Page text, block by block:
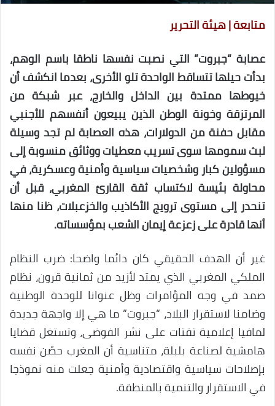
متابعة | هيئة التحرير
عصابة “جبروت” التي نصبت نفسها ناطقا باسم الوهم،
بدأت حيلها تتساقط الواحدة تلو الأخرى، بعدما انكشف أن
خيوطها ممتدة بين الداخل والخارج، عبر شبكة من
المرتزقة وخونة الوطن الذين يبيعون أنفسهم للأجنبي
مقابل حفنة من الدولارات، هذه العصابة لم تجد وسيلة
لبث سمومها سوى تسريب معطيات ووثائق منسوبة إلى
مسؤولين كبار وشخصيات سياسية وأمنية وعسكرية، في
محاولة بئيسة لاكتساب ثقة القارئ المغربي، قبل أن
تنحدر إلى مستوى ترويج الأكاذيب والخزعبلات، ظنا منها
أنها قادرة على زعزعة إيمان الشعب بمؤسساته.
غير أن الهدف الحقيقي كان دائما واضحا: ضرب النظام
الملكي المغربي الذي يمتد لأزيد من ثمانية قرون، نظام
صمد في وجه المؤامرات وظل عنوانا للوحدة الوطنية
وضامنا لاستقرار البلاد، “جبروت” ما هي إلا واجهة جديدة
لمافيا إعلامية تقتات على نشر الفوضى، وتستغل قضايا
هامشية لصناعة بلبلة، متناسية أن المغرب حصّن نفسه
بإصلاحات سياسية واقتصادية وأمنية جعلت منه نموذجا
في الاستقرار والتنمية بالمنطقة.